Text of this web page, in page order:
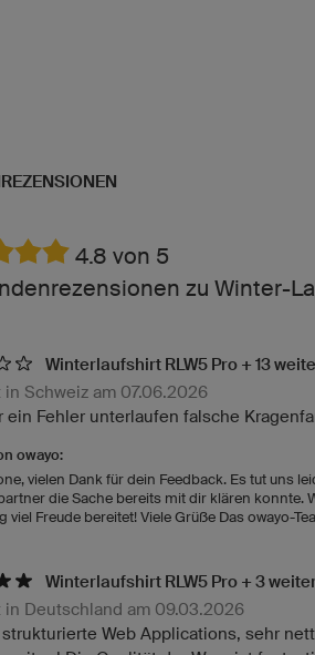
4.8 von 5
zu Winter-
Winterlaufshirt RLW5 Pro + 13
in Schweiz am 07.06.2026
ein Fehler unterlaufen falsche
owayo:
vielen Dank für dein Feedback. Es tut uns
die Sache bereits mit dir klären konnte.
viel Freude bereitet! Viele Grüße Das owayo-
Winterlaufshirt RLW5 Pro + 3
in Deutschland am 09.03.2026
Web Applications, sehr